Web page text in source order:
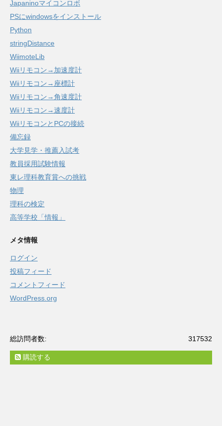
Japaninoマイコンロボ
PSにwindowsをインストール
Python
stringDistance
WiimoteLib
Wiiリモコン→加速度計
Wiiリモコン→座標計
Wiiリモコン→角速度計
Wiiリモコン→速度計
WiiリモコンとPCの接続
備忘録
大学見学・推薦入試考
教員採用試験情報
東レ理科教育賞への挑戦
物理
理科の検定
高等学校「情報」
メタ情報
ログイン
投稿フィード
コメントフィード
WordPress.org
317532
総訪問者数:
購読する